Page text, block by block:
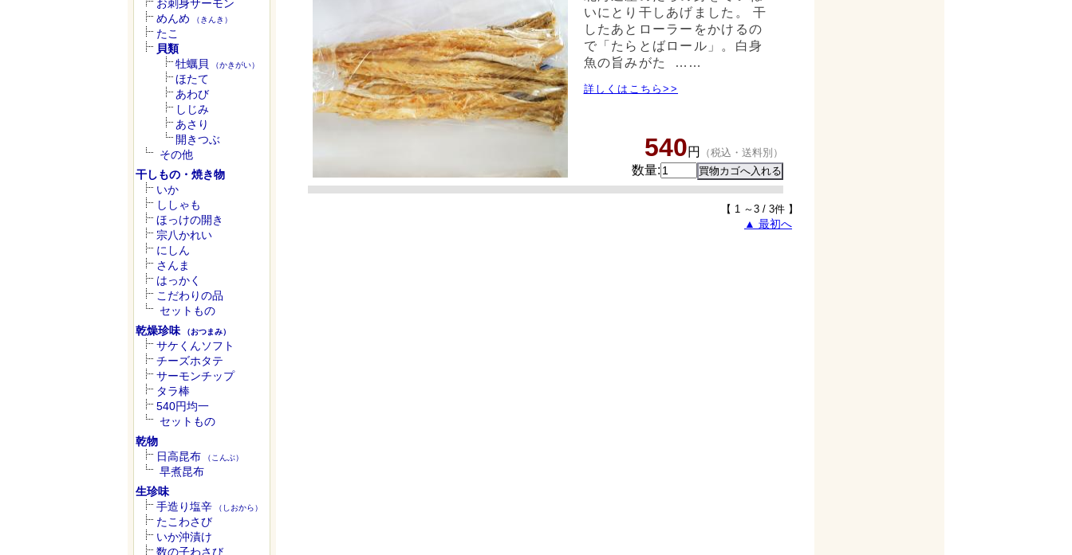
お刺身サーモン
めんめ （きんき）
たこ
貝類
牡蠣貝
（かきがい）
ほたて
あわび
しじみ
あさり
開きつぶ
その他
干しもの・焼き物
いか
ししゃも
ほっけの開き
宗八かれい
にしん
さんま
はっかく
こだわりの品
セットもの
乾燥珍味 （おつまみ）
サケくんソフト
チーズホタテ
サーモンチップ
タラ棒
540円均一
セットもの
乾物
日高昆布 （こんぶ）
早煮昆布
生珍味
手造り塩辛 （しおから）
たこわさび
いか沖漬け
数の子わさび
いにとり干しあげました。 干
したあとローラーをかけるの
で「たらとばロール」。白身
魚の旨みがた ……
詳しくはこちら>>
540円 （税込・送料別）
数量:
【 1 ～3 / 3件 】
▲ 最初へ